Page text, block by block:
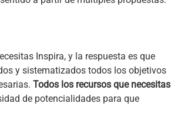
Inspira, y la respuesta es que
y sistematizados todos los objetivos
Todos los recursos que necesitas
de potencialidades para que